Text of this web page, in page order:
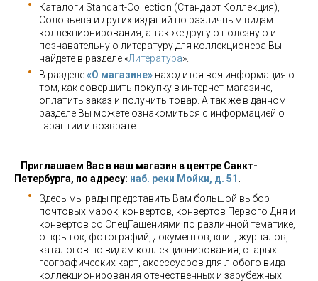
Каталоги Standart-Collection (Стандарт Коллекция),
Соловьева и других изданий по различным видам
коллекционирования, а так же другую полезную и
познавательную литературу для коллекционера Вы
найдете в разделе «Литература».
В разделе«О магазине» находится вся информация о
том, как совершить покупку в интернет-магазине,
оплатить заказ и получить товар. А так же в данном
разделе Вы можете ознакомиться с информацией о
гарантии и возврате.
Приглашаем Вас в наш магазин в центре Санкт-
Петербурга, по адресу: наб. реки Мойки, д. 51 .
Здесь мы рады представить Вам большой выбор
почтовых марок, конвертов, конвертов Первого Дня и
конвертов со СпецГашениями по различной тематике,
открыток, фотографий, документов, книг, журналов,
каталогов по видам коллекционирования, старых
географических карт, аксессуаров для любого вида
коллекционирования отечественных и зарубежных